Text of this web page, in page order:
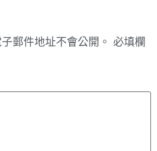
郵件地址不會公開。 必填欄